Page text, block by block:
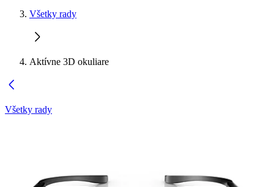
Všetky rady
Aktívne 3D okuliare
Všetky rady